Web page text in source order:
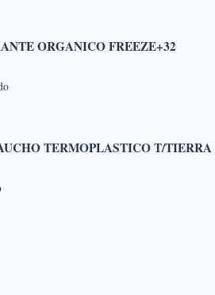
ORGANICO FREEZE+32
TERMOPLASTICO T/TIERRA